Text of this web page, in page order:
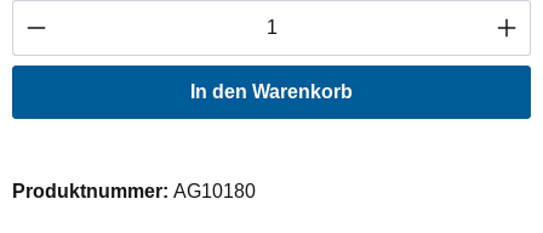
Produkt Anzahl: Gib den gewünschten
In den Warenkorb
Produktnummer: AG10180